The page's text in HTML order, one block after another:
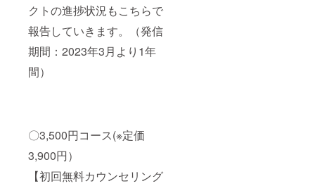
クトの進捗状況もこちらで
報告していきます。（発信
期間：2023年3月より1年
間）
〇3,500円コース(※定価
3,900円）
【初回無料カウンセリング